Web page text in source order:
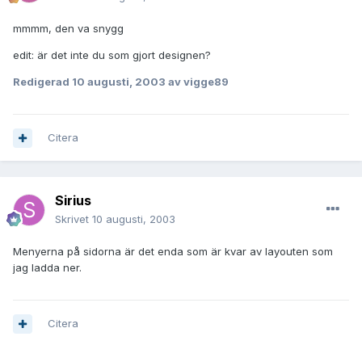
mmmm, den va snygg
edit: är det inte du som gjort designen?
Redigerad 10 augusti, 2003 av vigge89
Citera
Sirius
Skrivet 10 augusti, 2003
Menyerna på sidorna är det enda som är kvar av layouten som
jag ladda ner.
Citera